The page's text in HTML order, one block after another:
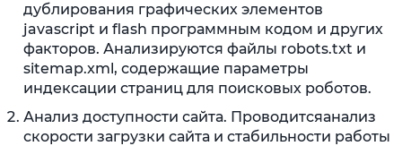
дублирования графических элементов
javascript и flash программным кодом и других
факторов. Анализируются файлы robots.txt и
sitemap.xml, содержащие параметры
индексации страниц для поисковых роботов.
Анализ доступности сайта. Проводитсяанализ
скорости загрузки сайта и стабильности работы